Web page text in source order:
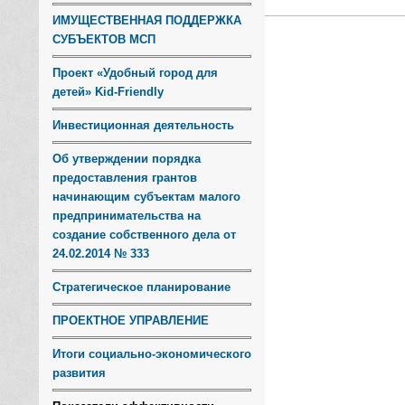
ИМУЩЕСТВЕННАЯ ПОДДЕРЖКА
СУБЪЕКТОВ МСП
Проект «Удобный город для
детей» Kid-Friendly
Инвестиционная деятельность
Об утверждении порядка
предоставления грантов
начинающим субъектам малого
предпринимательства на
создание собственного дела от
24.02.2014 № 333
Стратегическое планирование
ПРОЕКТНОЕ УПРАВЛЕНИЕ
Итоги социально-экономического
развития